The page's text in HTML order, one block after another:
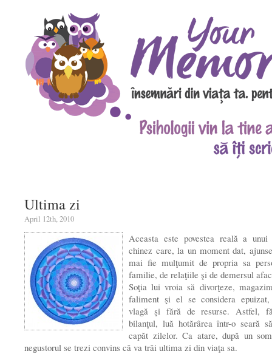
Ultima zi
April 12th, 2010
Aceasta este povestea reală a unui
chinez care, la un moment dat,
mai fie mulţumit de propria sa
familie, de relaţiile şi de demersul
Soţia lui vroia să divorţeze,
faliment şi el se considera
vlagă şi fără de resurse. Astfel,
bilanţul, luă hotărârea într-o seară
capăt zilelor. Ca atare, după un
negustorul se trezi convins că va trăi ultima zi din viaţa sa.